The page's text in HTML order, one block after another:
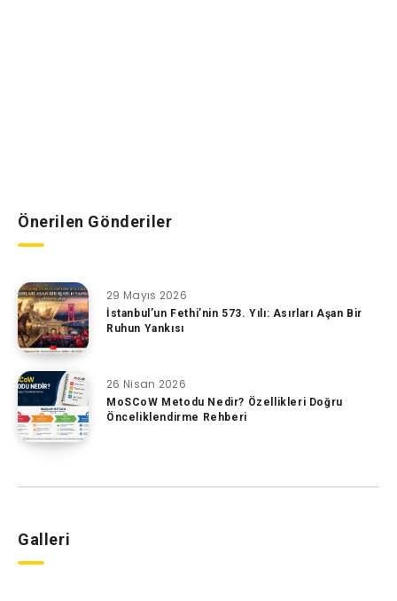
Önerilen Gönderiler
29 Mayıs 2026
İstanbul’un Fethi’nin 573. Yılı: Asırları Aşan Bir
Ruhun Yankısı
26 Nisan 2026
MoSCoW Metodu Nedir? Özellikleri Doğru
Önceliklendirme Rehberi
Galleri